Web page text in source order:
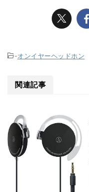
-オンイヤーヘッドホン
関連記事